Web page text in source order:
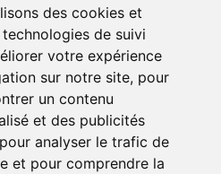
des cookies et
de suivi
votre expérience
sur notre site, pour
un contenu
et des publicités
analyser le trafic de
et pour comprendre la
sociaux